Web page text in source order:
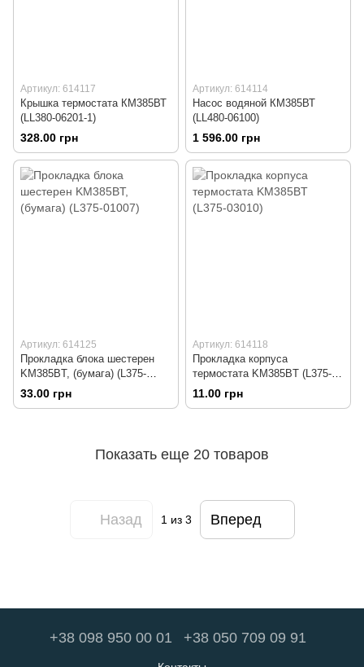
Артикул: 614117
Крышка термостата КМ385ВТ
(LL380-06201-1)
328.00 грн
Артикул: 614114
Насос водяной КМ385ВТ
(LL480-06100)
1 596.00 грн
Артикул: 614125
Прокладка блока шестерен
KM385BT, (бумага) (L375-
01007)
33.00 грн
Артикул: 614118
Прокладка корпуса
термостата KM385BT (L375-
03010)
11.00 грн
Показать еще 20 товаров
Назад 1из 3 Вперед
+38 098 950 00 01 +38 050 709 09 91